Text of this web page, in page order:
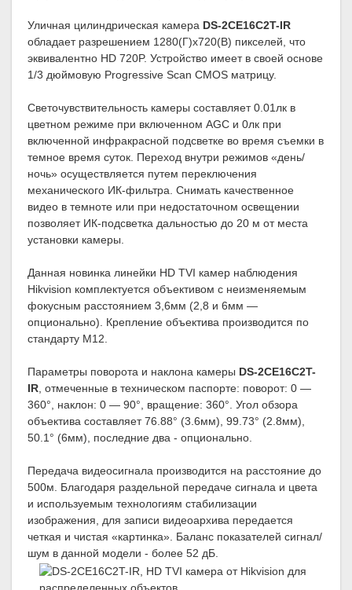
Уличная цилиндрическая камера DS-2CE16C2T-IR
обладает разрешением 1280(Г)x720(В) пикселей, что
эквивалентно HD 720P. Устройство имеет в своей основе
1/3 дюймовую Progressive Scan CMOS матрицу.
Светочувствительность камеры составляет 0.01лк в
цветном режиме при включенном AGC и 0лк при
включенной инфракрасной подсветке во время съемки в
темное время суток. Переход внутри режимов «день/
ночь» осуществляется путем переключения
механического ИК-фильтра. Снимать качественное
видео в темноте или при недостаточном освещении
позволяет ИК-подсветка дальностью до 20 м от места
установки камеры.
Данная новинка линейки HD TVI камер наблюдения
Hikvision комплектуется объективом с неизменяемым
фокусным расстоянием 3,6мм (2,8 и 6мм —
опционально). Крепление объектива производится по
стандарту М12.
Параметры поворота и наклона камеры DS-2CE16C2T-
IR, отмеченные в техническом паспорте: поворот: 0 —
360°, наклон: 0 — 90°, вращение: 360°. Угол обзора
объектива составляет 76.88° (3.6мм), 99.73° (2.8мм),
50.1° (6мм), последние два - опционально.
Передача видеосигнала производится на расстояние до
500м. Благодаря раздельной передаче сигнала и цвета
и используемым технологиям стабилизации
изображения, для записи видеоархива передается
четкая и чистая «картинка». Баланс показателей сигнал/
шум в данной модели - более 52 дБ.